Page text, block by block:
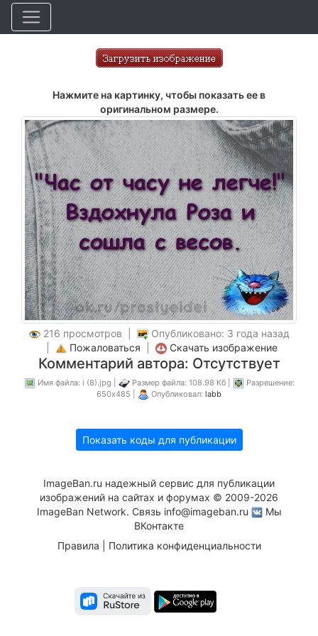
Нажмите на картинку, чтобы показать ее в
оригинальном размере.
216 просмотров |
Опубликовано: 3 года назад
Пожаловаться Скачать изображение
Комментарий автора: Отсутствует
Имя файла: i (8).jpg | Размер файла: 108.98 Кб |
Разрешение:
650x485 |
Опубликовал: labb
Показать коды для публикации
ImageBan.ru надежный сервис для публикации
изображений на сайтах и форумах © 2009-2026
ImageBan Network. Связь info@imageban.ru
Мы
ВКонтакте
Правила
Политика конфиденциальности